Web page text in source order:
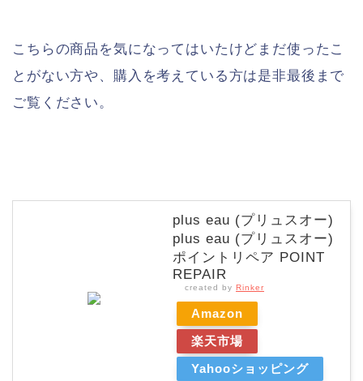
こちらの商品を気になってはいたけどまだ使ったこ
とがない方や、購入を考えている方は是非最後まで
ご覧ください。
plus eau (プリュスオー)
plus eau (プリュスオー)
ポイントリペア POINT
REPAIR
created by Rinker
Amazon
楽天市場
Yahooショッピング